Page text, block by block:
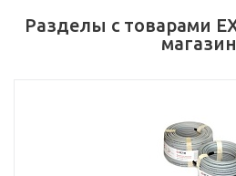
Разделы с товарами